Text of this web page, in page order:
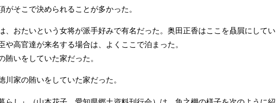
がそこで決められることが多かった。
、おたいという女将が派手好みで有名だった。奥田正香はここを贔屓にしてい
や高官達が来名する場合は、よくここで泊まった。
賄いをしていた家だった。
家の賄いをしていた家だった。